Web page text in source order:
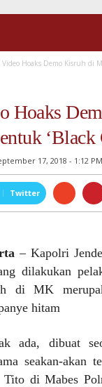
Video Hoaks Demo Kisruh di
Hoaks
‘Black
17, 2018 - 1:12 PM
Twitter
– Kapolri
dilakukan
di MK
hitam
ada, dibuat
seakan-akan
di Mabes